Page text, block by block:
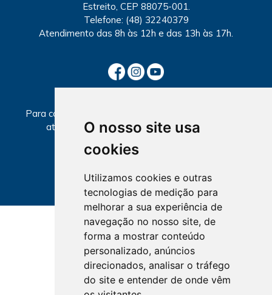
O nosso site usa
cookies
Utilizamos cookies e outras
tecnologias de medição para
melhorar a sua experiência de
navegação no nosso site, de
forma a mostrar conteúdo
personalizado, anúncios
direcionados, analisar o tráfego
do site e entender de onde vêm
Estreito, CEP 88075-001.
Telefone: (48) 32240379
Atendimento das 8h às 12h e das 13h às 17h.
Para consultar informações sobre local e horários de
atendimento, selecione a Seccional abaixo.